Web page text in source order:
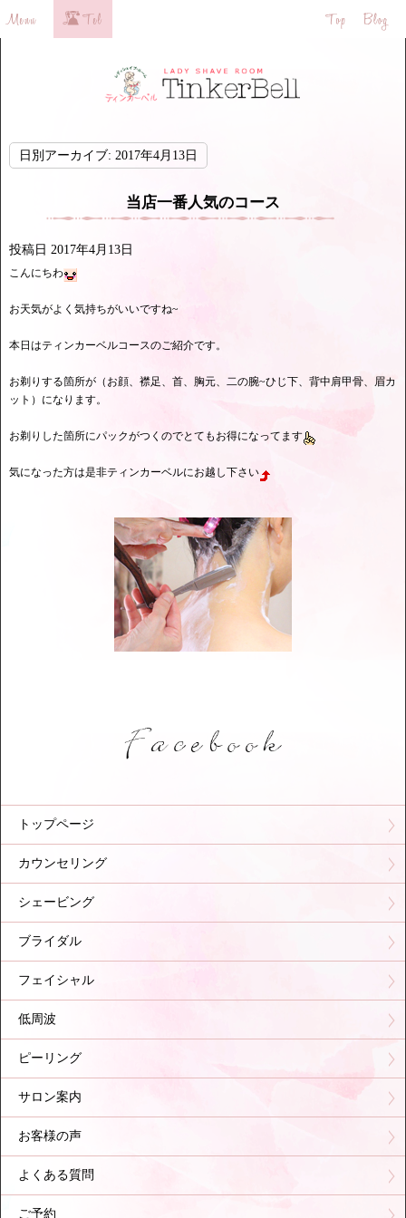
日別アーカイブ: 2017年4月13日
当店一番人気のコース
投稿日 2017年4月13日
こんにちわ
お天気がよく気持ちがいいですね~
本日はティンカーベルコースのご紹介です。
お剃りする箇所が（お顔、襟足、首、胸元、二の腕~ひじ下、背中肩甲骨、眉カ
ット）になります。
お剃りした箇所にパックがつくのでとてもお得になってます
気になった方は是非ティンカーベルにお越し下さい
トップページ
カウンセリング
シェービング
ブライダル
フェイシャル
低周波
ピーリング
サロン案内
お客様の声
よくある質問
ご予約